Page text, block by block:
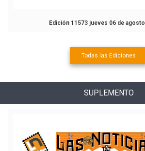
Edición 11573 jueves 06 de
Todas las Ediciones
SUPLEMENTO